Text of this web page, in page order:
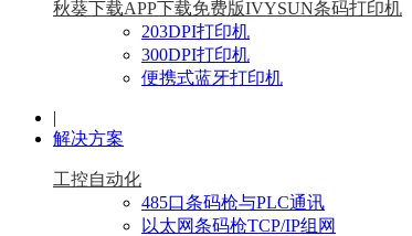
秋葵下载APP下载免费版IVYSUN条码打印机
203DPI打印机
300DPI打印机
便携式蓝牙打印机
|
解决方案
工控自动化
485口条码枪与PLC通讯
以太网条码枪TCP/IP组网